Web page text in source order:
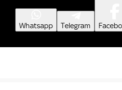
Whatsapp Telegram